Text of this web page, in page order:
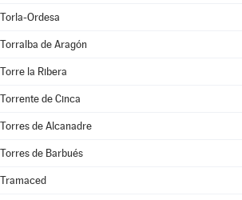
Torla-Ordesa
Torralba de Aragón
Torre la Ribera
Torrente de Cinca
Torres de Alcanadre
Torres de Barbués
Tramaced